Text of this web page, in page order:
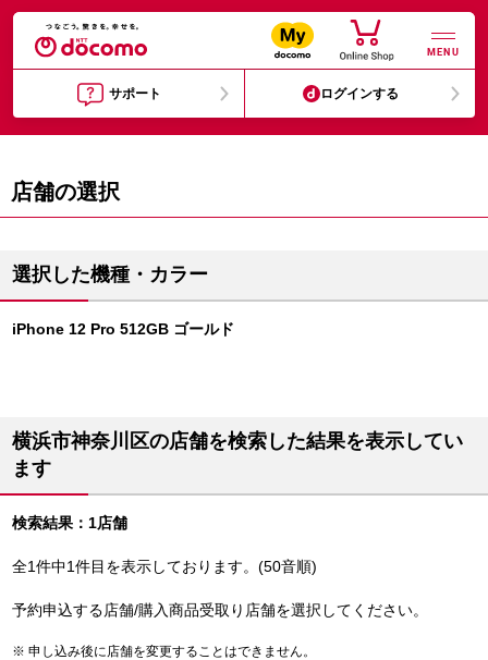
MENU
サポート ログインする
店舗の選択
選択した機種・カラー
iPhone 12 Pro 512GB ゴールド
横浜市神奈川区の店舗を検索した結果を表示してい
ます
検索結果：1店舗
全1件中1件目を表示しております。(50音順)
予約申込する店舗/購入商品受取り店舗を選択してください。
申し込み後に店舗を変更することはできません。